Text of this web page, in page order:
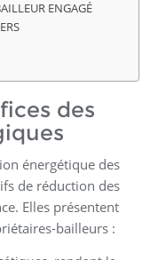
ENGAGÉ
des
énergétique des
de réduction des
Elles présentent
bailleurs :